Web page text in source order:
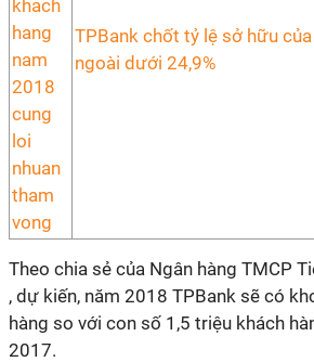
TPBank chốt tỷ lệ sở hữu
ngoài dưới 24,9%
Theo chia sẻ của Ngân hàng TMCP
, dự kiến, năm 2018 TPBank sẽ có
hàng so với con số 1,5 triệu khách
2017.